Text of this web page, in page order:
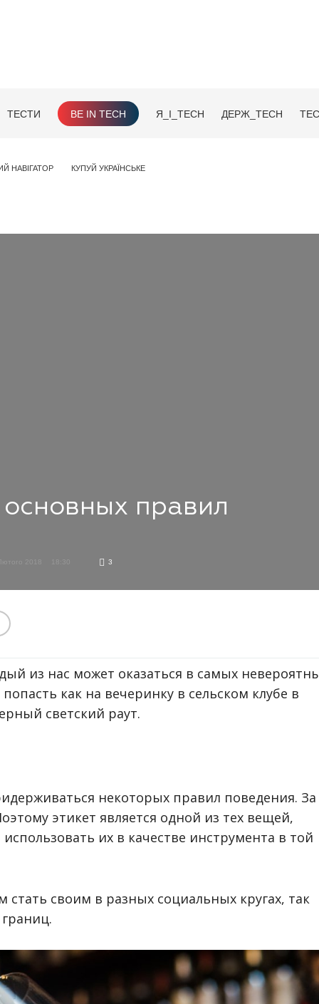
ТЕСТИ BE IN TECH Я_І_TECH ДЕРЖ_TECH
НАВІГАТОР КУПУЙ УКРАЇНСЬКЕ
правил
3
из нас может оказаться в самых
как на вечеринку в сельском клубе в
светский раут.
некоторых правил поведения. За
этикет является одной из тех вещей,
их в качестве инструмента в той
своим в разных социальных кругах, так